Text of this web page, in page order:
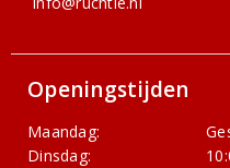
Openingstijden
Maandag:
Dinsdag: